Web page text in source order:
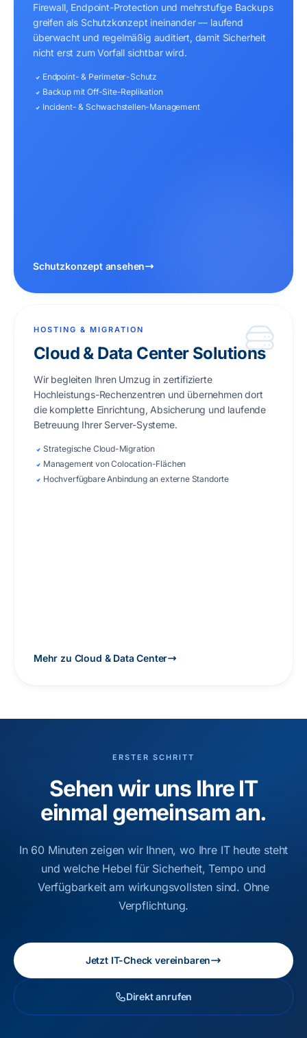
Firewall, Endpoint-Protection und mehrstufige Backups
greifen als Schutzkonzept ineinander — laufend
überwacht und regelmäßig auditiert, damit Sicherheit
nicht erst zum Vorfall sichtbar wird.
Endpoint- & Perimeter-Schutz
Backup mit Off-Site-Replikation
Incident- & Schwachstellen-Management
Schutzkonzept ansehen
HOSTING & MIGRATION
Cloud & Data Center Solutions
Wir begleiten Ihren Umzug in zertifizierte
Hochleistungs-Rechenzentren und übernehmen dort
die komplette Einrichtung, Absicherung und laufende
Betreuung Ihrer Server-Systeme.
Strategische Cloud-Migration
Management von Colocation-Flächen
Hochverfügbare Anbindung an externe Standorte
Mehr zu Cloud & Data Center
ERSTER SCHRITT
Sehen wir uns Ihre IT
einmal gemeinsam an.
In 60 Minuten zeigen wir Ihnen, wo Ihre IT heute steht
und welche Hebel für Sicherheit, Tempo und
Verfügbarkeit am wirkungsvollsten sind. Ohne
Verpflichtung.
Jetzt IT-Check vereinbaren
Direkt anrufen